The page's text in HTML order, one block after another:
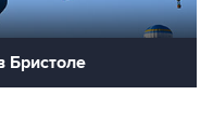
Бристоле